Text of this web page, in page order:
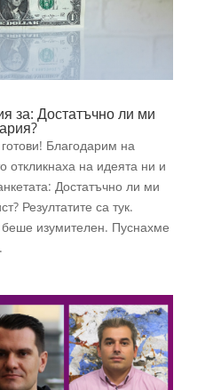
за: Достатъчно ли ми
Благодарим на
откликнаха на идеята ни и
Достатъчно ли ми
Резултатите са тук.
изумителен. Пуснахме